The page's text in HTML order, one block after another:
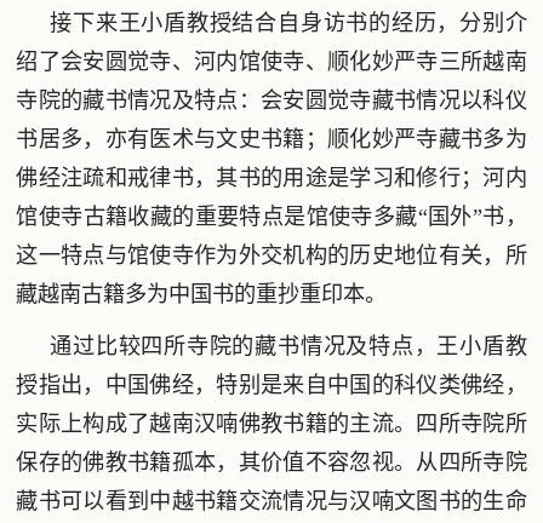
接下来王小盾教授结合自身访书的经历，分别介
绍了会安圆觉寺、河内馆使寺、顺化妙严寺三所越南
寺院的藏书情况及特点：会安圆觉寺藏书情况以科仪
书居多，亦有医术与文史书籍；顺化妙严寺藏书多为
佛经注疏和戒律书，其书的用途是学习和修行；河内
馆使寺古籍收藏的重要特点是馆使寺多藏“国外”书，
这一特点与馆使寺作为外交机构的历史地位有关，所
藏越南古籍多为中国书的重抄重印本。
通过比较四所寺院的藏书情况及特点，王小盾教
授指出，中国佛经，特别是来自中国的科仪类佛经，
实际上构成了越南汉喃佛教书籍的主流。四所寺院所
保存的佛教书籍孤本，其价值不容忽视。从四所寺院
藏书可以看到中越书籍交流情况与汉喃文图书的生命